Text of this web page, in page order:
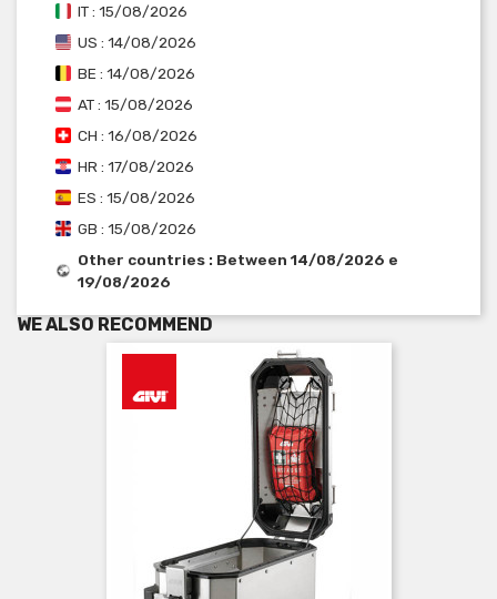
IT : 15/08/2026
US : 14/08/2026
BE : 14/08/2026
AT : 15/08/2026
CH : 16/08/2026
HR : 17/08/2026
ES : 15/08/2026
GB : 15/08/2026
Other countries : Between 14/08/2026 e
19/08/2026
WE ALSO RECOMMEND